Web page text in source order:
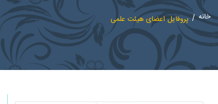
خانه پروفایل اعضای هیئت علمی